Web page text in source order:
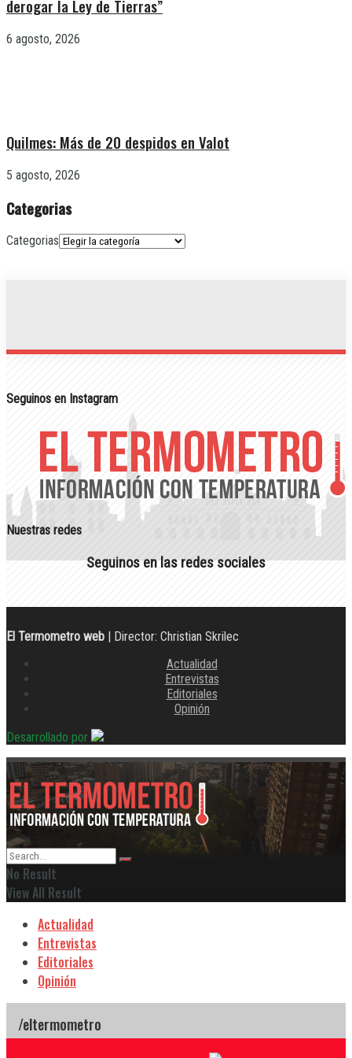
derogar la Ley de Tierras”
6 agosto, 2026
Quilmes: Más de 20 despidos en Valot
5 agosto, 2026
Categorias
Categorias
Seguinos en Instagram
Nuestras redes
Seguinos en las redes sociales
El Termometro web | Director: Christian Skrilec
Actualidad
Entrevistas
Editoriales
Opinión
Desarrollado por
No Result
View All Result
Actualidad
Entrevistas
Editoriales
Opinión